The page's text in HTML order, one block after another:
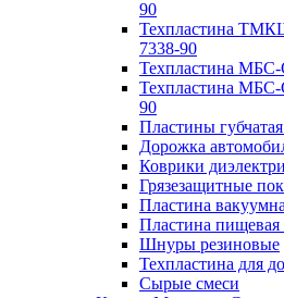
90
Техпластина
7338-90
Техпластина
Техпластина
90
Пластины
Дорожка
Коврики
Грязезащитные
Пластина
Пластина
Шнуры резиновые
Техпластина для
Сырые смеси